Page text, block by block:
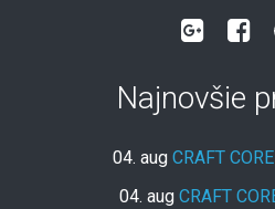
Najnovšie
04. aug CRAFT
04. aug CRAFT